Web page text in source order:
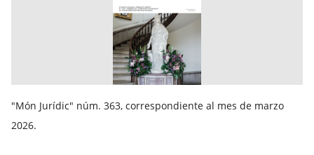
"Món Jurídic" núm. 363, correspondiente al mes de marzo
2026.